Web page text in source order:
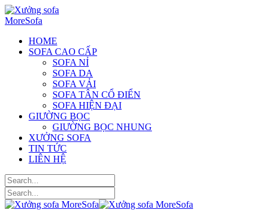
HOME
SOFA CAO CẤP
SOFA NỈ
SOFA DA
SOFA VẢI
SOFA TÂN CỔ ĐIỂN
SOFA HIỆN ĐẠI
GIƯỜNG BỌC
GIƯỜNG BỌC NHUNG
XƯỞNG SOFA
TIN TỨC
LIÊN HỆ